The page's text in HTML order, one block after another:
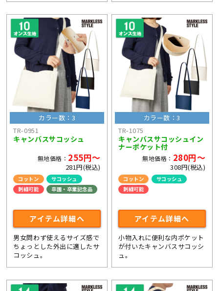
カラー数：3
TR-0951
キャンバスサコッシュ
無地価格： 255円～
281円(税込)
コットン
サコッシュ
刺繍可能
卒園・卒業記念品
アイテム詳細へ
男女問わず使えるサイズ感で
ちょっとした外出に適したサ
コッシュ。
カラー数：3
TR-1075
キャンバスサコッシュイン
ナーポケット付
無地価格： 280円～
308円(税込)
コットン
サコッシュ
刺繍可能
アイテム詳細へ
小物入れに便利な内ポケット
が付いたキャンバスサコッシ
ュ。